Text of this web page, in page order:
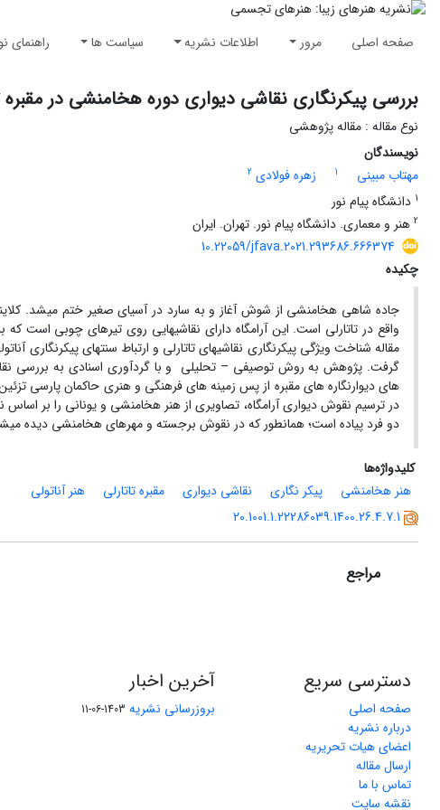
صفحه اصلی مرور اطلاعات نشریه سیاست ها راهنمای
بررسی پیکرنگاری نقاشی دیواری دوره هخامنشی در مقبره
نوع مقاله : مقاله پژوهشی
نویسندگان
مهتاب مبینی
1 زهره فولادی 2
1 دانشگاه پیام نور
2 هنر و معماری. دانشگاه پیام نور. تهران. ایران
10.22059/jfava.2021.293686.666374
چکیده
جاده شاهی هخامنشی از شوش آغاز و به سارد در آسیای صغیر ختم می­شد.
مقاله شناخت ویژگی پیکرنگاری نقاشیهای تاتارلی و ارتباط سنتهای
گرفت. پژوهش به روش توصیفی – تحلیلی و با گردآوری اسنادی به بررسی
های دیوارنگاره های مقبره از پس زمینه های فرهنگی و هنری حاکمان پارسی
در ترسیم نقوش دیواری آرامگاه، تصاویری از هنر هخامنشی و یونانی را بر
دو فرد پیاده است؛ همانطور که در نقوش برجسته و مهرهای هخامنشی دیده
کلیدواژه‌ها
هنر هخامنشی
پیکر نگاری نقاشی دیواری مقبره تاتارلی
هنر آناتولی
20.1001.1.22286039.1400.26.4.7.1
مراجع
دسترسی سریع
صفحه اصلی
درباره نشریه
اعضای هیات تحریریه
ارسال مقاله
تماس با ما
نقشه سایت
آخرین اخبار
بروزرسانی نشریه 1403-06-11